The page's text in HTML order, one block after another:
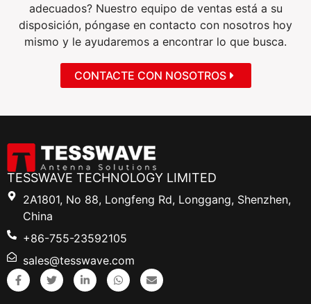
adecuados? Nuestro equipo de ventas está a su
disposición, póngase en contacto con nosotros hoy
mismo y le ayudaremos a encontrar lo que busca.
CONTACTE CON NOSOTROS
TESSWAVE TECHNOLOGY LIMITED
2A1801, No 88, Longfeng Rd, Longgang, Shenzhen,
China
+86-755-23592105
sales@tesswave.com